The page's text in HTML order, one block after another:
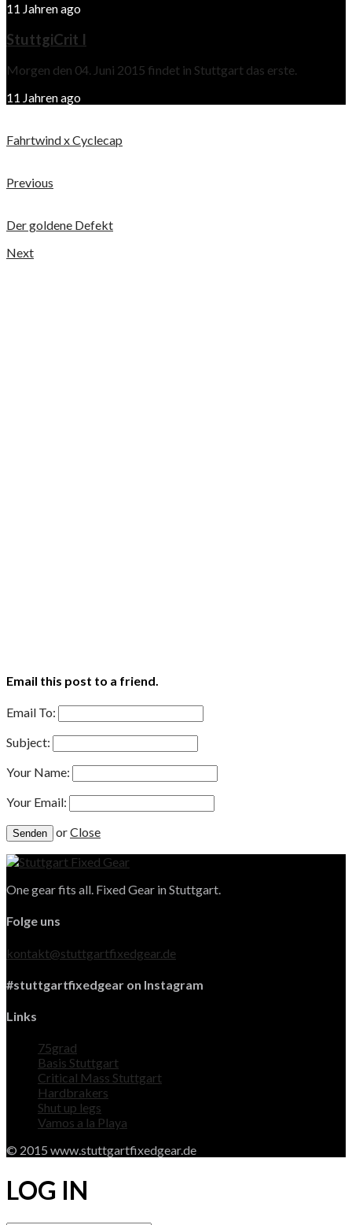
11 Jahren ago
StuttgiCrit I
Morgen den 04. Juni 2015 findet in Stuttgart das erste.
11 Jahren ago
Fahrtwind x Cyclecap
Previous
Der goldene Defekt
Next
Email this post to a friend.
Email To:
Subject:
Your Name:
Your Email:
orClose
One gear fits all. Fixed Gear in Stuttgart.
Folge uns
kontakt@stuttgartfixedgear.de
#stuttgartfixedgear on Instagram
Links
75grad
Basis Stuttgart
Critical Mass Stuttgart
Hardbrakers
Shut up legs
Vamos a la Playa
© 2015 www.stuttgartfixedgear.de
LOG IN